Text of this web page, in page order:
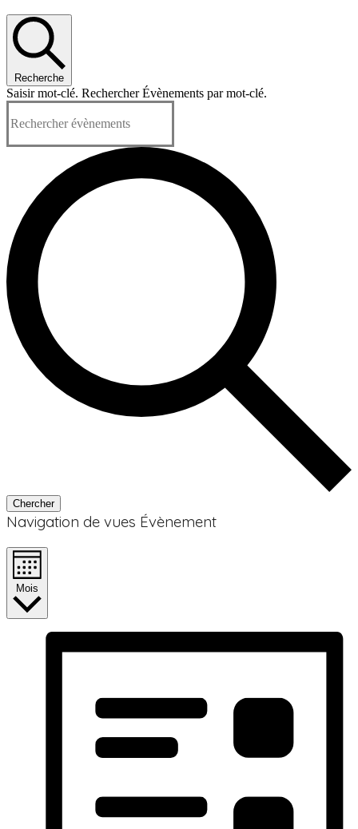
Recherche
Saisir mot-clé. Rechercher Évènements par mot-clé.
Chercher
Navigation de vues Évènement
Mois